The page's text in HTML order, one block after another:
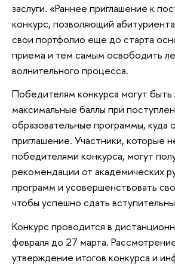
заслуги. «Раннее приглашение к
конкурс, позволяющий
свои портфолио еще до старта
приема и тем самым освободить
волнительного процесса.
Победителям конкурса могут быть
максимальные баллы при
образовательные программы, куда
приглашение. Участники, которые
победителями конкурса, могут
рекомендации от академических
программ и усовершенствовать
чтобы успешно сдать
Конкурс проводится в
февраля до 27 марта.
утверждение итогов конкурса и